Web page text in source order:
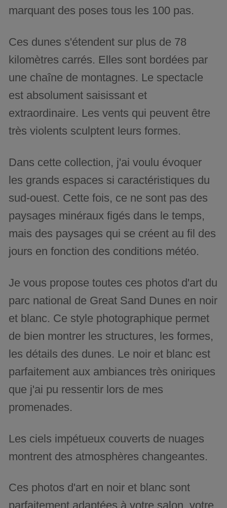
marquant des poses tous les 100 pas.
Ces dunes s'étendent sur plus de 78
kilomètres carrés. Elles sont bordées par
une chaîne de montagnes. Le spectacle
est absolument saisissant et
extraordinaire. Les vents qui peuvent être
très violents sculptent leurs formes.
Dans cette collection, j'ai voulu évoquer
les grands espaces si caractéristiques du
sud-ouest. Cette fois, ce ne sont pas des
paysages minéraux figés dans le temps,
mais des paysages qui se créent au fil des
jours en fonction des conditions météo.
Je vous propose toutes ces photos d'art du
parc national de Great Sand Dunes en noir
et blanc. Ce style photographique permet
de bien montrer les structures, les formes,
les détails des dunes. Le noir et blanc est
parfaitement aux ambiances très oniriques
que j'ai pu ressentir lors de mes
promenades.
Les ciels impétueux couverts de nuages
montrent des atmosphères changeantes.
Ces photos d'art en noir et blanc sont
parfaitement adaptées à votre salon, votre